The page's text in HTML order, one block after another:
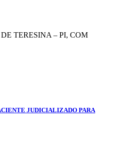
TERESINA – PI, COM
JUDICIALIZADO PARA